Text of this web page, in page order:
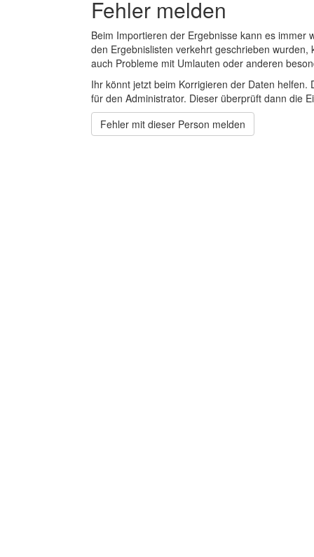
Fehler melden
Beim Importieren der Ergebnisse kann es
den Ergebnislisten verkehrt geschrieben
auch Probleme mit Umlauten oder anderen
Ihr könnt jetzt beim Korrigieren der Daten
für den Administrator. Dieser überprüft dann die
Fehler mit dieser Person melden